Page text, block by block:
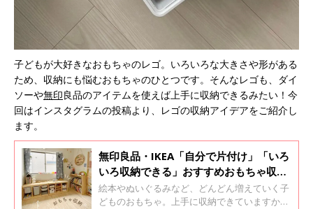
子どもが大好きなおもちゃのレゴ。いろいろな大きさや形がある
ため、収納にも悩むおもちゃのひとつです。そんなレゴも、ダイ
ソーや無印良品のアイテムを使えば上手に収納できるみたい！今
回はインスタグラムの投稿より、レゴの収納アイデアをご紹介し
ます。
無印良品・IKEA「自分で片付け」「いろ
いろ収納できる」おすすめおもちゃ収納
棚5選
絵本やぬいぐるみなど、どんどん増えていく子
どものおもちゃ。上手に収納できていますか？